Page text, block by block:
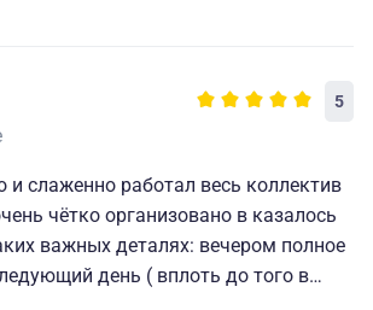
5
и слаженно работал весь коллектив
чётко организовано в казалось
важных деталях: вечером полное
день ( вплоть до того в